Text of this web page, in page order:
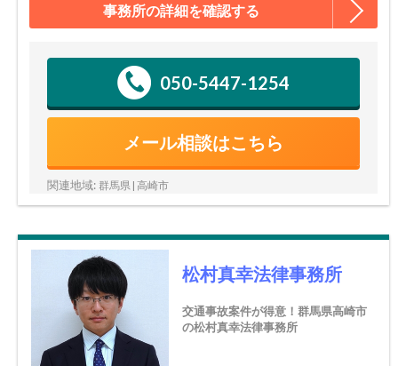
事務所の詳細を確認する
050-5447-1254
メール相談はこちら
関連地域: 群馬県 | 高崎市
松村真幸法律事務所
交通事故案件が得意！群馬県高崎市
の松村真幸法律事務所